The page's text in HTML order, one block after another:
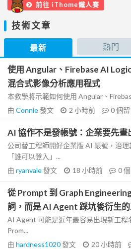
前往 iThome鐵人賽
技術文章
最新 熱門
使用 Angular、Firebase AI
混合式影像分析應用程式
本教學將示範如何使用 Angular、
由 Connie發文 2 小時前 0個
AI 協作不是發帳號：企業要先畫
公司替工程師開好企業版 AI 帳號，治
「誰可以登入」...
由 ryanvale發文 18 小時前 0
從 Prompt 到 Graph
詞，而是 AI Agent 踩坑後衍生
AI Agent 可能是近年最容易出現新工程
Prom...
由 hardness1020發文 20 小時前